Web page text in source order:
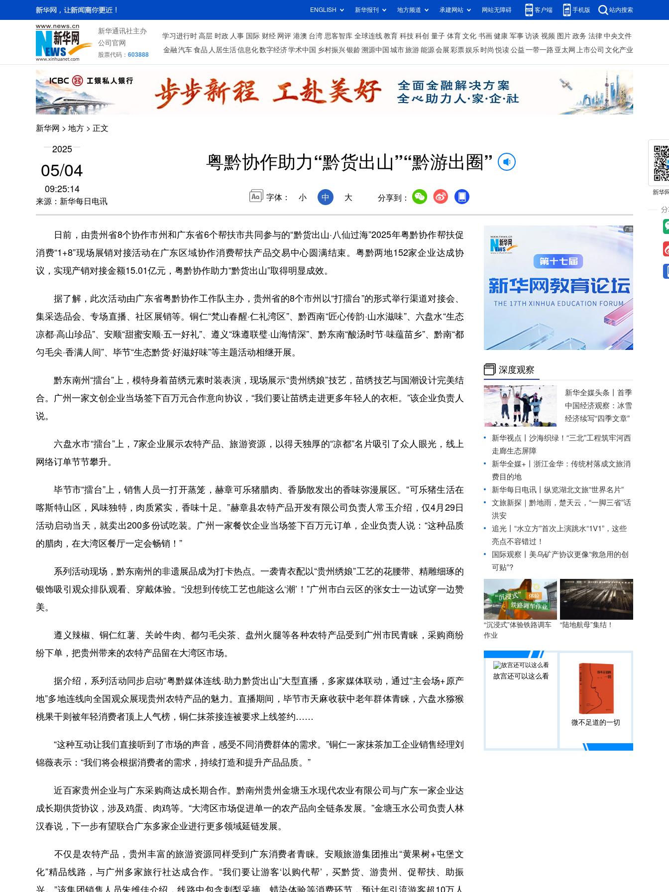
ENGLISH 新华报刊 地方频道 承建网站 网站无障碍 客户端 手机版 站内搜索
新华通讯社主办
公司官网
股票代码： 603888
学习进行时 高层 时政 人事 国际 财经 网评 港澳 台湾 思客智库 全球连线 教育 科技 科创 量子 体育 文化 书画 健康 军事 访谈 视频 图片 政务 法律 中央文件
金融 汽车 食品 人居生活信息化数字经济学术中国 乡村振兴银龄溯源中国 城市旅游 能源 会展 彩票娱乐 时尚 悦读 公益 一带一路 亚太网 上市公司 文化产业
新华网 > 地方 > 正文
2025
05/04
09:25:14
来源：新华每日电讯
粤黔协作助力“黔货出山”“黔游出圈”
字体： 小 中 大 分享到：
日前，由贵州省8个协作市州和广东省6个帮扶市共同参与的“黔货出山·八仙过海”2025年粤黔协作帮扶促
消费“1+8”现场展销对接活动在广东区域协作消费帮扶产品交易中心圆满结束。粤黔两地152家企业达成协
议，实现产销对接金额15.01亿元，粤黔协作助力“黔货出山”取得明显成效。
据了解，此次活动由广东省粤黔协作工作队主办，贵州省的8个市州以“打擂台”的形式举行渠道对接会、
集采选品会、专场直播、社区展销等。铜仁“梵山春醒·仁礼湾区”、黔西南“匠心传韵·山水滋味”、六盘水“生态
凉都·高山珍品”、安顺“甜蜜安顺·五一好礼”、遵义“珠遵联璧·山海情深”、黔东南“酸汤时节·味蕴苗乡”、黔南“都
匀毛尖·香满人间”、毕节“生态黔货·好滋好味”等主题活动相继开展。
黔东南州“擂台”上，模特身着苗绣元素时装表演，现场展示“贵州绣娘”技艺，苗绣技艺与国潮设计完美结
合。广州一家文创企业当场签下百万元合作意向协议，“我们要让苗绣走进更多年轻人的衣柜。”该企业负责人
说。
六盘水市“擂台”上，7家企业展示农特产品、旅游资源，以得天独厚的“凉都”名片吸引了众人眼光，线上
网络订单节节攀升。
毕节市“擂台”上，销售人员一打开蒸笼，赫章可乐猪腊肉、香肠散发出的香味弥漫展区。“可乐猪生活在
喀斯特山区，风味独特，肉质紧实，香味十足。”赫章县农特产品开发有限公司负责人常玉介绍，仅4月29日
活动启动当天，就卖出200多份试吃装。广州一家餐饮企业当场签下百万元订单，企业负责人说：“这种品质
的腊肉，在大湾区餐厅一定会畅销！”
系列活动现场，黔东南州的非遗展品成为打卡热点。一袭青衣配以“贵州绣娘”工艺的花腰带、精雕细琢的
银饰吸引观众排队观看、穿戴体验。“没想到传统工艺也能这么‘潮’！”广州市白云区的张女士一边试穿一边赞
美。
遵义辣椒、铜仁红薯、关岭牛肉、都匀毛尖茶、盘州火腿等各种农特产品受到广州市民青睐，采购商纷
纷下单，把贵州带来的农特产品留在大湾区市场。
据介绍，系列活动同步启动“粤黔媒体连线·助力黔货出山”大型直播，多家媒体联动，通过“主会场+原产
地”多地连线向全国观众展现贵州农特产品的魅力。直播期间，毕节市天麻收获中老年群体青睐，六盘水猕猴
桃果干则被年轻消费者顶上人气榜，铜仁抹茶接连被要求上线签约……
“这种互动让我们直接听到了市场的声音，感受不同消费群体的需求。”铜仁一家抹茶加工企业销售经理刘
锦薇表示：“我们将会根据消费者的需求，持续打造和提升产品品质。”
近百家贵州企业与广东采购商达成长期合作。黔南州贵州金塘玉水现代农业有限公司与广东一家企业达
成长期供货协议，涉及鸡蛋、肉鸡等。“大湾区市场促进单一的农产品向全链条发展。”金塘玉水公司负责人林
汉春说，下一步有望联合广东多家企业进行更多领域延链发展。
不仅是农特产品，贵州丰富的旅游资源同样受到广东消费者青睐。安顺旅游集团推出“黄果树+屯堡文
化”精品线路，与广州多家旅行社达成合作。“我们要让游客‘以购代帮’，买黔货、游贵州、促帮扶、助振
兴。”该集团销售人员朱维佳介绍，线路中包含刺梨采摘、蜡染体验等消费环节，预计年引流游客超10万人
深度观察
新华全媒头条丨 首季
中国经济观察：冰雪
经济续写“四季文章”
新华视点丨 沙海织绿！“三北”工程筑牢河西
走廊生态屏障
新华全媒+丨 浙江金华：传统村落成文旅消
费目的地
新华每日电讯丨 纵览湖北文旅“世界名片”
文旅新探｜黔地雨，楚天云，“一脚三省”话
洪安
追光丨 “水立方”首次上演跳水“1V1”，这些
亮点不容错过！
国际观察丨 美乌矿产协议更像“救急用的创
可贴”?
“沉浸式”体验铁路调车
作业
“陆地航母”集结！
故宫还可以这么看
微不足道的一切